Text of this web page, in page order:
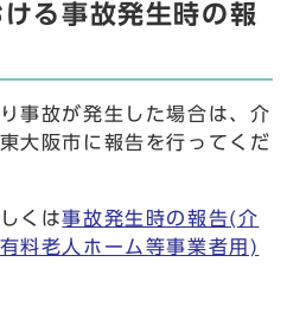
る事故発生時の報
事故が発生した場合は、介
大阪市に報告を行ってくだ
くは事故発生時の報告(介
料老人ホーム等事業者用)